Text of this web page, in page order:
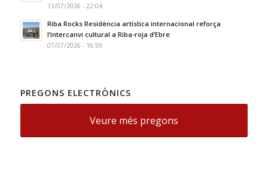
13/07/2026 - 22:04
Riba Rocks Residència artística internacional reforça
l’intercanvi cultural a Riba-roja d’Ebre
07/07/2026 - 16:59
PREGONS ELECTRÒNICS
Veure més pregons